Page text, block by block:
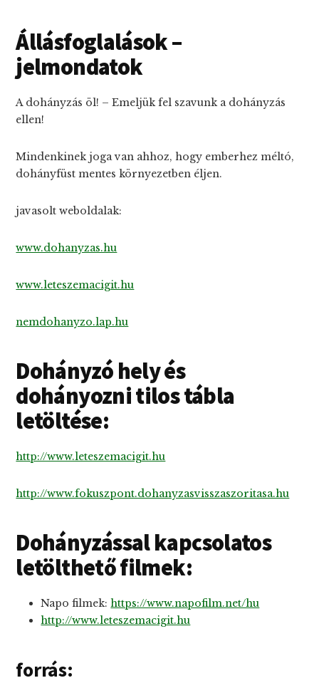
Állásfoglalások –
jelmondatok
A dohányzás öl! – Emeljük fel szavunk a dohányzás
ellen!
Mindenkinek joga van ahhoz, hogy emberhez méltó,
dohányfüst mentes környezetben éljen.
javasolt weboldalak:
www.dohanyzas.hu
www.leteszemacigit.hu
nemdohanyzo.lap.hu
Dohányzó hely és
dohányozni tilos tábla
letöltése:
http://www.leteszemacigit.hu
http://www.fokuszpont.dohanyzasvisszaszoritasa.hu
Dohányzással kapcsolatos
letölthető filmek:
Napo filmek:https://www.napofilm.net/hu
http://www.leteszemacigit.hu
forrás: